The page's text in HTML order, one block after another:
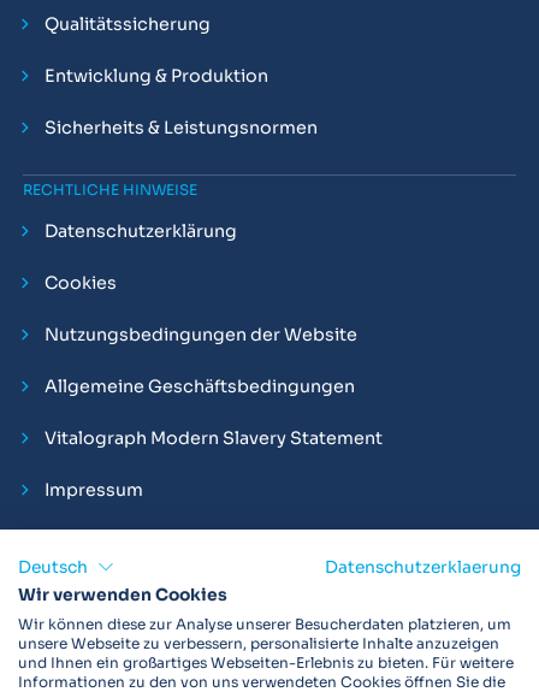
Qualitätssicherung
Entwicklung & Produktion
Sicherheits & Leistungsnormen
RECHTLICHE HINWEISE
Datenschutzerklärung
Cookies
Nutzungsbedingungen der Website
Allgemeine Geschäftsbedingungen
Vitalograph Modern Slavery Statement
Impressum
Vitalograph ist ein internationaler Hersteller von Spirometern,
EKGs und Bakterien-Viren-Filtern zur sicheren
Lungenfunktionsdiagnostik. Darüber hinaus sind wir weltweit
Deutsch
Datenschutzerklaerung
Wir verwenden Cookies
Wir können diese zur Analyse unserer Besucherdaten platzieren, um
unsere Webseite zu verbessern, personalisierte Inhalte anzuzeigen
und Ihnen ein großartiges Webseiten-Erlebnis zu bieten. Für weitere
Informationen zu den von uns verwendeten Cookies öffnen Sie die